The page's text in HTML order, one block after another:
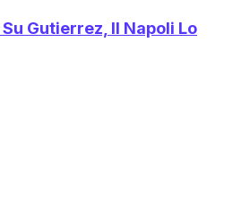
Gutierrez, Il Napoli Lo